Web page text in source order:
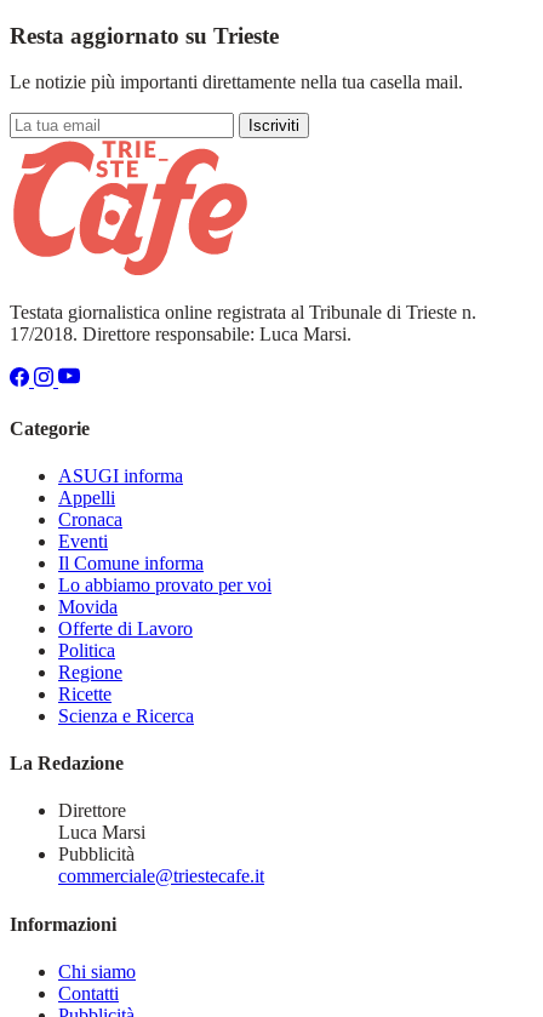
Resta aggiornato su Trieste
Le notizie più importanti direttamente nella tua casella mail.
Iscriviti
Testata giornalistica online registrata al Tribunale di Trieste n.
17/2018. Direttore responsabile: Luca Marsi.
Categorie
ASUGI informa
Appelli
Cronaca
Eventi
Il Comune informa
Lo abbiamo provato per voi
Movida
Offerte di Lavoro
Politica
Regione
Ricette
Scienza e Ricerca
La Redazione
Direttore
Luca Marsi
Pubblicità
commerciale@triestecafe.it
Informazioni
Chi siamo
Contatti